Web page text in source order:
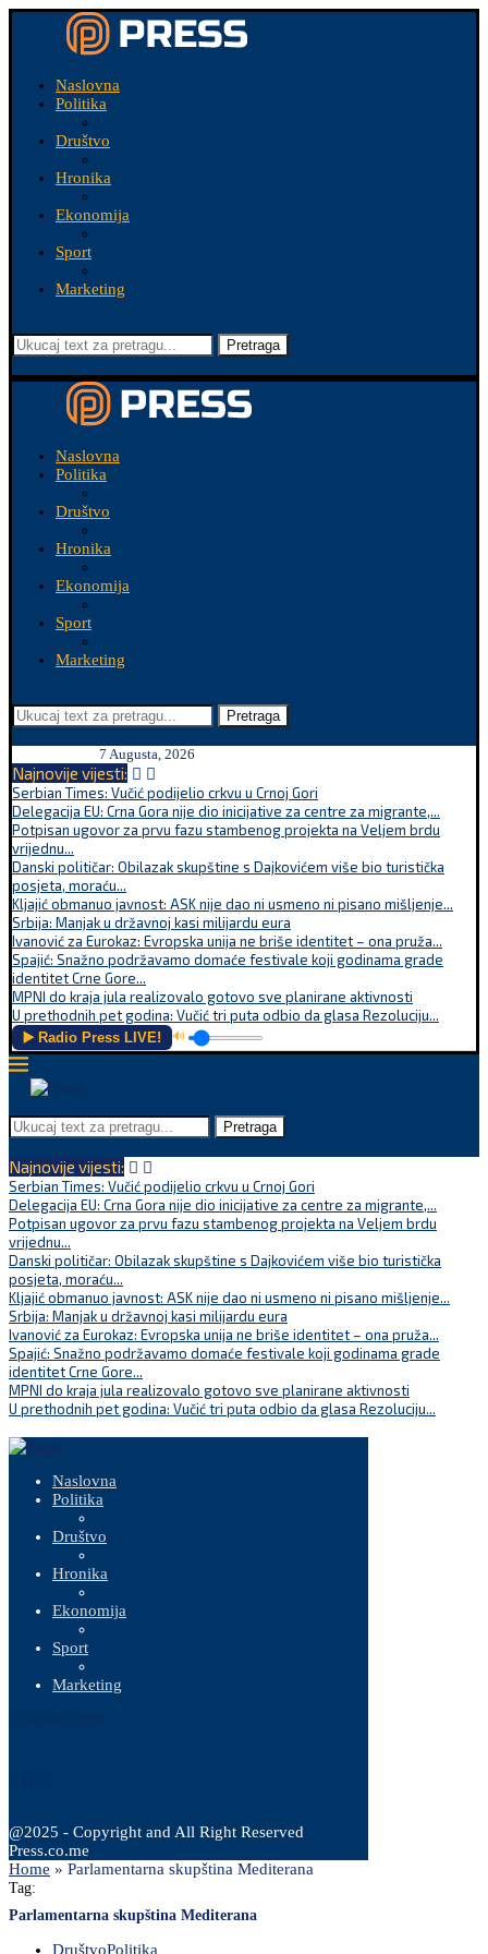
Naslovna
Politika
Društvo
Hronika
Ekonomija
Sport
Marketing
Pretraga
Naslovna
Politika
Društvo
Hronika
Ekonomija
Sport
Marketing
Pretraga
7 Augusta, 2026
Najnovije vijesti:
Serbian Times: Vučić podijelio crkvu u Crnoj Gori
Delegacija EU: Crna Gora nije dio inicijative za centre za migrante,...
Potpisan ugovor za prvu fazu stambenog projekta na Veljem brdu
vrijednu...
Danski političar: Obilazak skupštine s Dajkovićem više bio turistička
posjeta, moraću...
Kljajić obmanuo javnost: ASK nije dao ni usmeno ni pisano mišljenje...
Srbija: Manjak u državnoj kasi milijardu eura
Ivanović za Eurokaz: Evropska unija ne briše identitet – ona pruža...
Spajić: Snažno podržavamo domaće festivale koji godinama grade
identitet Crne Gore...
MPNI do kraja jula realizovalo gotovo sve planirane aktivnosti
U prethodnih pet godina: Vučić tri puta odbio da glasa Rezoluciju...
▶️ Radio Press LIVE! 🔊
Pretraga
Najnovije vijesti:
Serbian Times: Vučić podijelio crkvu u Crnoj Gori
Delegacija EU: Crna Gora nije dio inicijative za centre za migrante,...
Potpisan ugovor za prvu fazu stambenog projekta na Veljem brdu
vrijednu...
Danski političar: Obilazak skupštine s Dajkovićem više bio turistička
posjeta, moraću...
Kljajić obmanuo javnost: ASK nije dao ni usmeno ni pisano mišljenje...
Srbija: Manjak u državnoj kasi milijardu eura
Ivanović za Eurokaz: Evropska unija ne briše identitet – ona pruža...
Spajić: Snažno podržavamo domaće festivale koji godinama grade
identitet Crne Gore...
MPNI do kraja jula realizovalo gotovo sve planirane aktivnosti
U prethodnih pet godina: Vučić tri puta odbio da glasa Rezoluciju...
Naslovna
Politika
Društvo
Hronika
Ekonomija
Sport
Marketing
@2025 - Copyright and All Right Reserved
Press.co.me
Home » Parlamentarna skupština Mediterana
Tag:
Parlamentarna skupština Mediterana
DruštvoPolitika